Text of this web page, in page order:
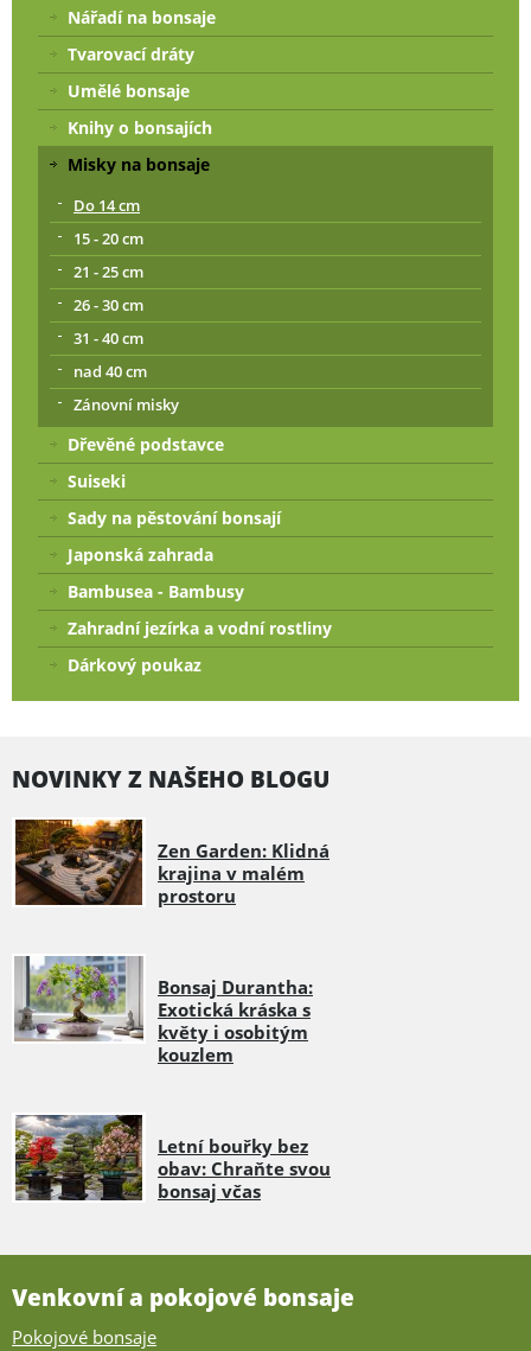
Nářadí na bonsaje
Tvarovací dráty
Umělé bonsaje
Knihy o bonsajích
Misky na bonsaje
Do 14 cm
15 - 20 cm
21 - 25 cm
26 - 30 cm
31 - 40 cm
nad 40 cm
Zánovní misky
Dřevěné podstavce
Suiseki
Sady na pěstování bonsají
Japonská zahrada
Bambusea - Bambusy
Zahradní jezírka a vodní rostliny
Dárkový poukaz
NOVINKY Z NAŠEHO BLOGU
Zen Garden: Klidná
krajina v malém
prostoru
Bonsaj Durantha:
Exotická kráska s
květy i osobitým
kouzlem
Letní bouřky bez
obav: Chraňte svou
bonsaj včas
Venkovní a pokojové bonsaje
Pokojové bonsaje